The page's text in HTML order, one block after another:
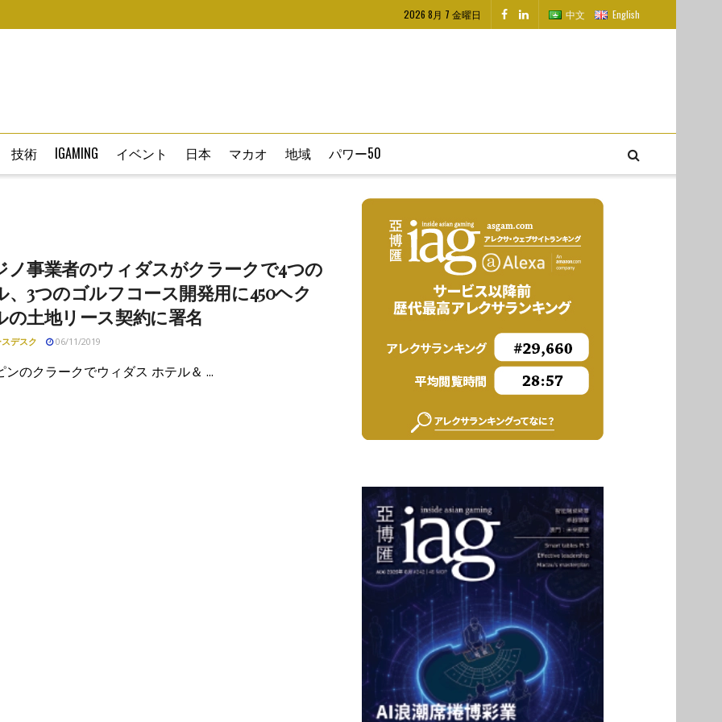
2026 8月 7 金曜日 中文 English
技術 IGAMING イベント 日本 マカオ 地域 パワー50
ノ事業者のウィダスがクラークで4つの
、3つのゴルフコース開発用に450ヘク
の土地リース契約に署名
デスク 06/11/2019
ンのクラークでウィダス ホテル＆ ...